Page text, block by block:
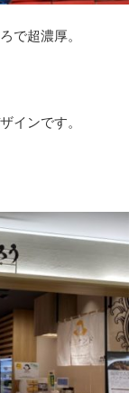
で超濃厚。
インです。